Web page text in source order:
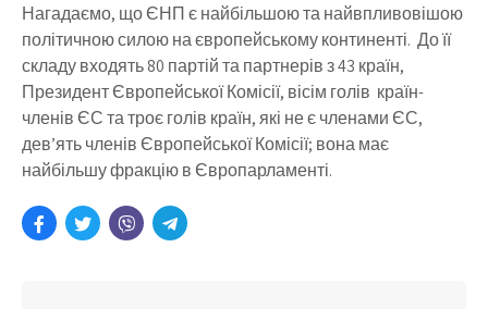
Нагадаємо, що ЄНП є найбільшою та найвпливовішою
політичною силою на європейському континенті. До її
складу входять 80 партій та партнерів з 43 країн,
Президент Європейської Комісії, вісім голів країн-
членів ЄС та троє голів країн, які не є членами ЄС,
дев’ять членів Європейської Комісії; вона має
найбільшу фракцію в Європарламенті.